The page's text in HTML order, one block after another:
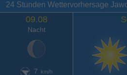
24 Stunden Wettervorhersage
09.08
Nacht
7 km/h